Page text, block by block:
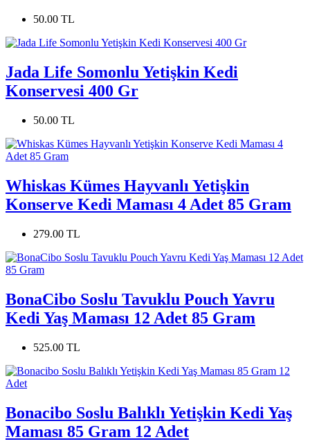
50.00 TL
Jada Life Somonlu Yetişkin Kedi
Konservesi 400 Gr
50.00 TL
Whiskas Kümes Hayvanlı Yetişkin
Konserve Kedi Maması 4 Adet 85 Gram
279.00 TL
BonaCibo Soslu Tavuklu Pouch Yavru
Kedi Yaş Maması 12 Adet 85 Gram
525.00 TL
Bonacibo Soslu Balıklı Yetişkin Kedi Yaş
Maması 85 Gram 12 Adet